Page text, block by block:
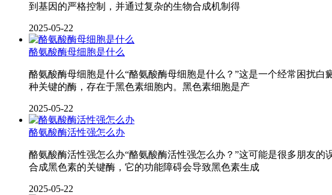
到基因的严格控制，并通过复杂的生物合成机制得
2025-05-22
酪氨酸酶母细胞是什么
酪氨酸酶母细胞是什么“酪氨酸酶母细胞是什么？”这是一个经常困扰
种关键的酶，存在于黑色素细胞内。黑色素细胞是产
2025-05-22
酪氨酸酶活性强怎么办
酪氨酸酶活性强怎么办“酪氨酸酶活性强怎么办？”这可能是很多朋友
合成黑色素的关键酶，它的功能障碍会导致黑色素生成
2025-05-22